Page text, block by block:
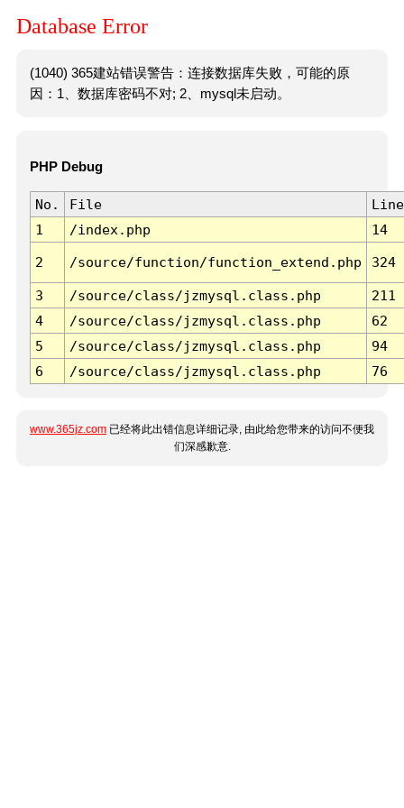
Database Error
(1040) 365建站错误警告：连接数据库失败，可能的原
因：1、数据库密码不对; 2、mysql未启动。
PHP Debug
No. File
Line
1
/index.php 14
2 /source/function/function_extend.php 324
3 /source/class/jzmysql.class.php
211
4
/source/class/jzmysql.class.php
62
5
/source/class/jzmysql.class.php
94
6
/source/class/jzmysql.class.php 76
www.365jz.com 已经将此出错信息详细记录, 由此给您带来的访问不便我
们深感歉意.